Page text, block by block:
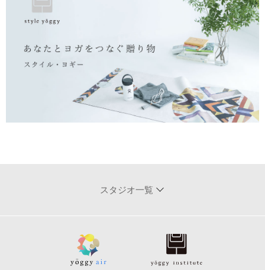
スタジオ一覧